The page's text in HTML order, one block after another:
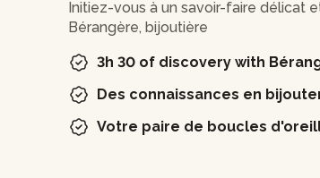
Initiez-vous à un savoir-faire délicat
Bérangère, bijoutière
3h 30 of discovery with
Des connaissances en
Votre paire de boucles